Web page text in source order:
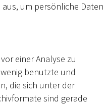
um persönliche Daten
einer Analyse zu
benutzte und
die sich unter der
sind gerade